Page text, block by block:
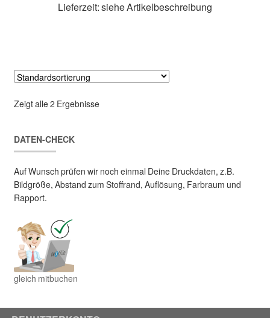
Lieferzeit: siehe Artikelbeschreibung
Zeigt alle 2 Ergebnisse
DATEN-CHECK
Auf Wunsch prüfen wir noch einmal Deine Druckdaten, z.B.
Bildgröße, Abstand zum Stoffrand, Auflösung, Farbraum und
Rapport.
gleich mitbuchen